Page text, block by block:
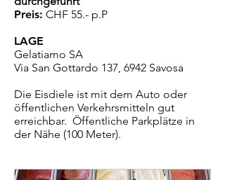
Preis: CHF 55.- p.P
LAGE
Gelatiamo SA
Via San Gottardo 137, 6942 Savosa
Die Eisdiele ist mit dem Auto oder
öffentlichen Verkehrsmitteln gut
erreichbar. Öffentliche Parkplätze in
der Nähe (100 Meter).